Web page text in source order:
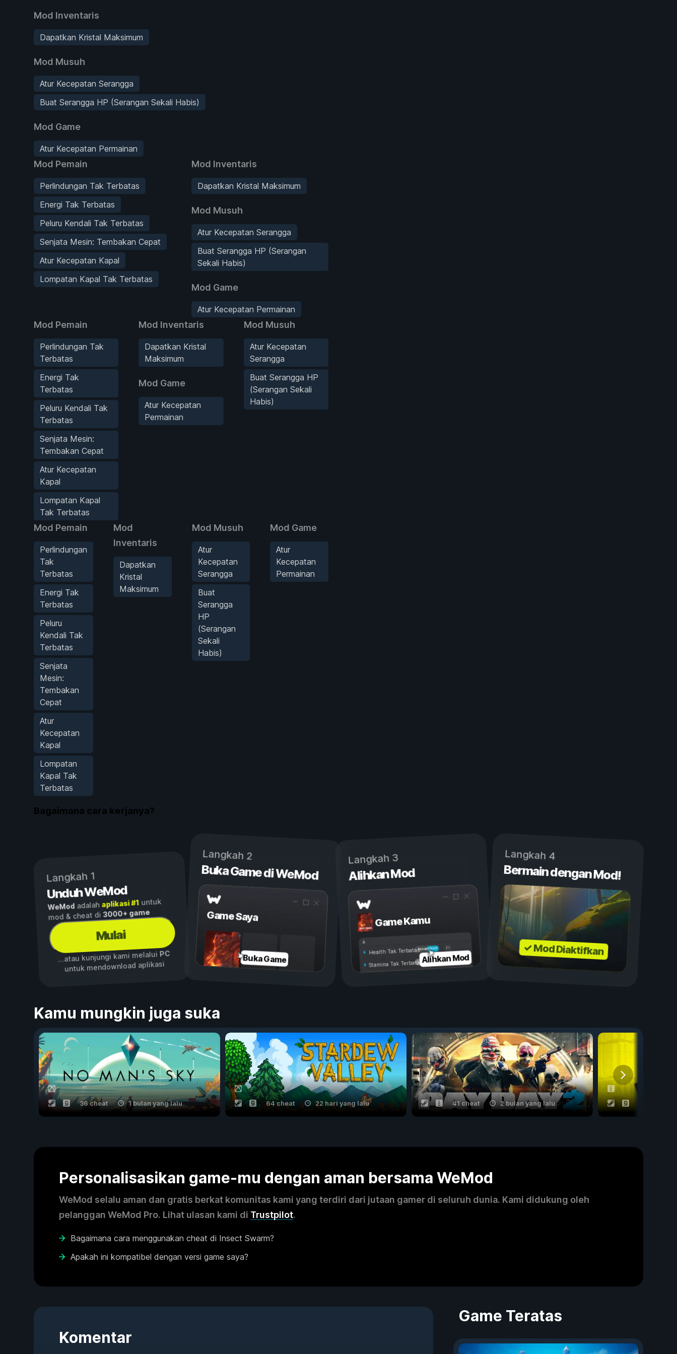
Mod Inventaris
Dapatkan Kristal Maksimum
Mod Musuh
Atur Kecepatan Serangga
Buat Serangga HP (Serangan Sekali Habis)
Mod Game
Atur Kecepatan Permainan
Mod Pemain
Perlindungan Tak Terbatas
Energi Tak Terbatas
Peluru Kendali Tak Terbatas
Senjata Mesin: Tembakan Cepat
Atur Kecepatan Kapal
Lompatan Kapal Tak Terbatas
Mod Inventaris
Dapatkan Kristal Maksimum
Mod Musuh
Atur Kecepatan Serangga
Buat Serangga HP (Serangan
Sekali Habis)
Mod Game
Atur Kecepatan Permainan
Mod Pemain
Perlindungan Tak
Terbatas
Energi Tak
Terbatas
Peluru Kendali Tak
Terbatas
Senjata Mesin:
Tembakan Cepat
Atur Kecepatan
Kapal
Lompatan Kapal
Tak Terbatas
Mod Inventaris
Dapatkan Kristal
Maksimum
Mod Game
Atur Kecepatan
Permainan
Mod Musuh
Atur Kecepatan
Serangga
Buat Serangga HP
(Serangan Sekali
Habis)
Mod Pemain
Perlindungan
Tak
Terbatas
Energi Tak
Terbatas
Peluru
Kendali Tak
Terbatas
Senjata
Mesin:
Tembakan
Cepat
Atur
Kecepatan
Kapal
Lompatan
Kapal Tak
Terbatas
Mod
Inventaris
Dapatkan
Kristal
Maksimum
Mod Musuh
Atur
Kecepatan
Serangga
Buat
Serangga
HP
(Serangan
Sekali
Habis)
Mod Game
Atur
Kecepatan
Permainan
Bagaimana cara kerjanya?
Langkah 1
Unduh WeMod
WeMod adalah aplikasi #1untuk
mod & cheat di3000+ game
Mulai
...atau kunjungi kami melalui PC
untuk mendownload aplikasi
Langkah 2
Buka Game di WeMod
Game Saya
Buka Game
Langkah 3
Alihkan Mod
Game Kamu
Aktif
Nonaktif
Health Tak Terbatas
Stamina Tak TerbatasAlihkan Mod
Langkah 4
Bermain dengan Mod!
✓ Mod Diaktifkan
Kamu mungkin juga suka
36 cheat 1 bulan yang lalu 64 cheat 22 hari yang lalu 41 cheat 2 bulan yang lalu
Personalisasikan game-mu dengan aman bersama WeMod
WeMod selalu aman dan gratis berkat komunitas kami yang terdiri dari jutaan gamer di seluruh dunia. Kami didukung oleh
pelanggan WeMod Pro. Lihat ulasan kami di Trustpilot.
Bagaimana cara menggunakan cheat di Insect Swarm?
Apakah ini kompatibel dengan versi game saya?
Komentar
Game Teratas